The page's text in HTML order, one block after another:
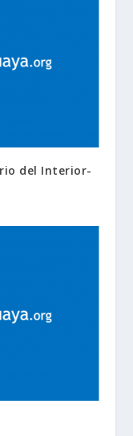
del Interior-